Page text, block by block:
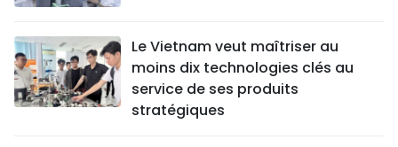
Le Vietnam veut maîtriser au
moins dix technologies clés au
service de ses produits
stratégiques